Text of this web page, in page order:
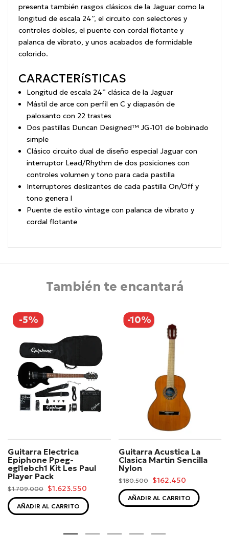
presenta también rasgos clásicos de la Jaguar como la
longitud de escala 24”, el circuito con selectores y
controles dobles, el puente con cordal flotante y
palanca de vibrato, y unos acabados de formidable
colorido.
CARACTERíSTICAS
Longitud de escala 24” clásica de la Jaguar
Mástil de arce con perfil en C y diapasón de
palosanto con 22 trastes
Dos pastillas Duncan Designed™ JG-101 de bobinado
simple
Clásico circuito dual de diseño especial Jaguar con
interruptor Lead/Rhythm de dos posiciones con
controles volumen y tono para cada pastilla
Interruptores deslizantes de cada pastilla On/Off y
tono genera l
Puente de estilo vintage con palanca de vibrato y
cordal flotante
También te encantará
-5%
Guitarra Electrica
Epiphone Ppeg-
egl1ebch1 Kit Les Paul
Player Pack
$1.709.000 $1.623.550
AÑADIR AL CARRITO
-10%
Guitarra Acustica La
Clasica Martin Sencilla
Nylon
$180.500 $162.450
AÑADIR AL CARRITO